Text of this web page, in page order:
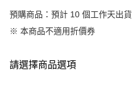
預購商品：預計 10 個工作天出貨
※ 本商品不適用折價券
請選擇商品選項